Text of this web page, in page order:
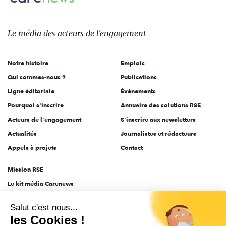
Le
des
l'engagement
Le média des acteurs de l'engagement
Notre histoire
Qui sommes-nous ?
Ligne éditoriale
Pourquoi s'inscrire
Acteurs de l'engagement
Actualités
Appels à projets
Emplois
Publications
Évènements
Annuaire des solutions RSE
S'inscrire aux newsletters
Journalistes et rédacteurs
Contact
Mission RSE
Le kit média Carenews
AEF info
Salut c'est nous...
les Cookies !